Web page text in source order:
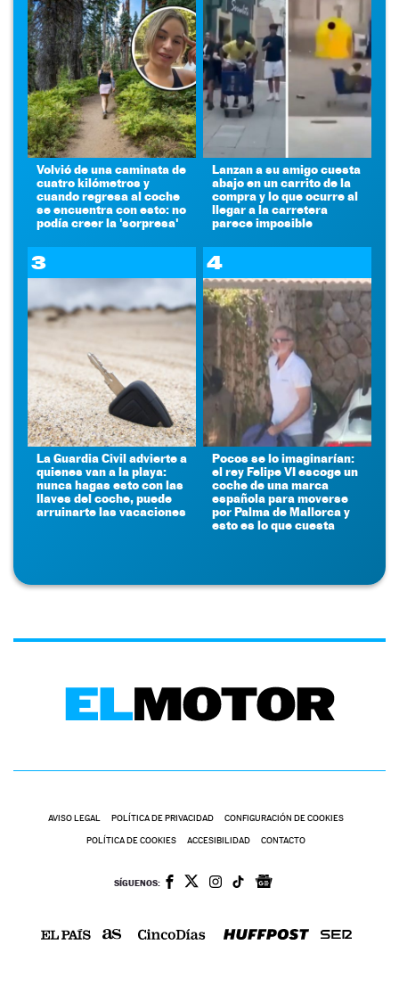
Volvió de una caminata de
cuatro kilómetros y
cuando regresa al coche
se encuentra con esto: no
podía creer la 'sorpresa'
Lanzan a su amigo cuesta
abajo en un carrito de la
compra y lo que ocurre al
llegar a la carretera
parece imposible
3
La Guardia Civil advierte a
quienes van a la playa:
nunca hagas esto con las
llaves del coche, puede
arruinarte las vacaciones
4
Pocos se lo imaginarían:
el rey Felipe VI escoge un
coche de una marca
española para moverse
por Palma de Mallorca y
esto es lo que cuesta
AVISO LEGAL POLÍTICA DE PRIVACIDAD CONFIGURACIÓN DE COOKIES
POLÍTICA DE COOKIES ACCESIBILIDAD CONTACTO
SÍGUENOS: